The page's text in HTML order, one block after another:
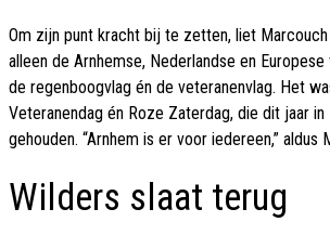
Om zijn punt kracht bij te zetten, liet
alleen de Arnhemse, Nederlandse en
de regenboogvlag én de veteranenvlag. Het
Veteranendag én Roze Zaterdag, die dit jaar
gehouden. “Arnhem is er voor iedereen,” aldus
Wilders slaat terug